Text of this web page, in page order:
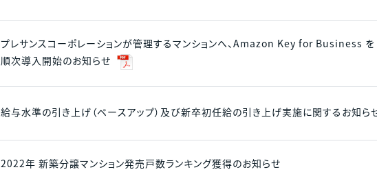
プレサンスコーポレーションが管理するマンションへ、Amazon Key for Business を
順次導入開始のお知らせ
給与水準の引き上げ（ベースアップ）及び新卒初任給の引き上げ実施に関するお知ら
2022年 新築分譲マンション発売戸数ランキング獲得のお知らせ